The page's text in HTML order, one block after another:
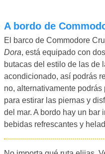
A bordo de
El barco de Commodore
Dora, está equipado con
butacas del estilo de las de
acondicionado, así podrás
no, alternativamente
para estirar las piernas y
del mar. A bordo hay un bar
bebidas refrescantes y